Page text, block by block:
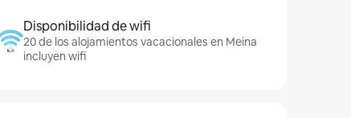
Disponibilidad de wifi
20 de los alojamientos vacacionales en Meina
incluyen wifi